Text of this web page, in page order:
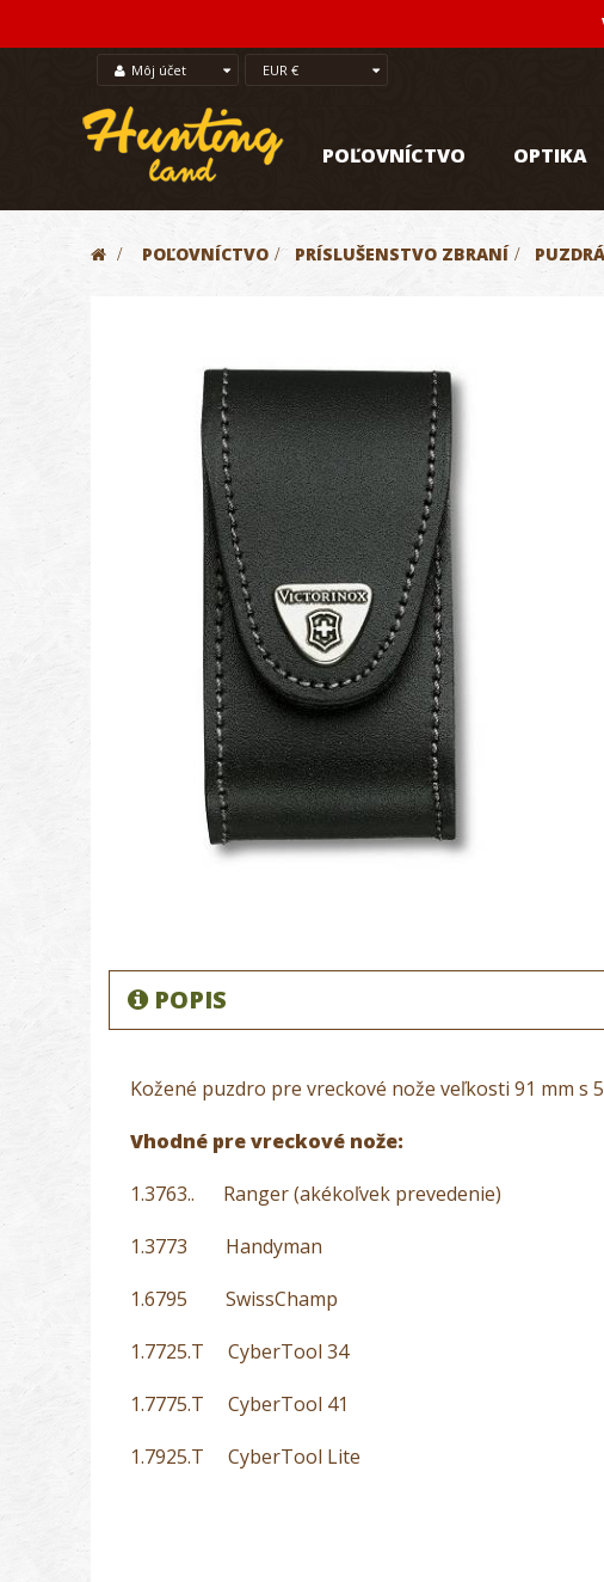
Môj účet EUR €
POĽOVNÍCTVO OPTIKA
> POĽOVNÍCTVO > PRÍSLUŠENSTVO ZBRANÍ >
POPIS
Kožené puzdro pre vreckové nože veľkosti 91 mm s
Vhodné pre vreckové nože:
1.3763.. Ranger (akékoľvek prevedenie)
1.3773 Handyman
1.6795 SwissChamp
1.7725.T CyberTool 34
1.7775.T CyberTool 41
1.7925.T CyberTool Lite